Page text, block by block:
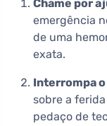
Chame por
emergência
de uma
exata.
Interrompa
sobre a
pedaço de